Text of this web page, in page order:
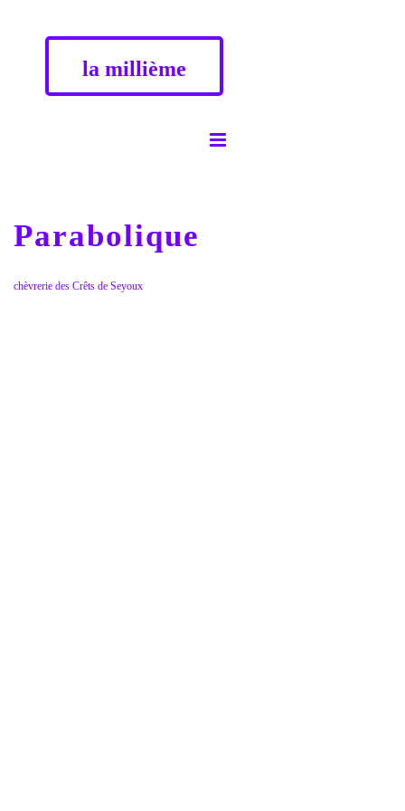
la millième
Parabolique
chèvrerie des Crêts de Seyoux